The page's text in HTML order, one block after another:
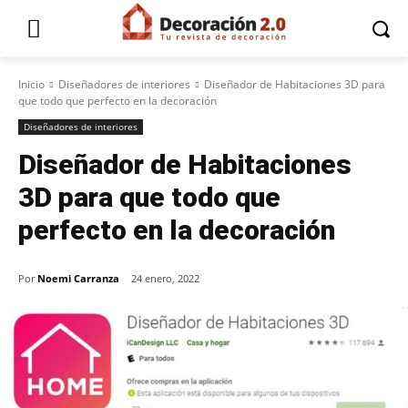
Inicio Diseñadores de interiores
Diseñador de Habitaciones 3D para
que todo que perfecto en la decoración
Diseñadores de interiores
Diseñador de Habitaciones
3D para que todo que
perfecto en la decoración
Por Noemi Carranza 24 enero, 2022